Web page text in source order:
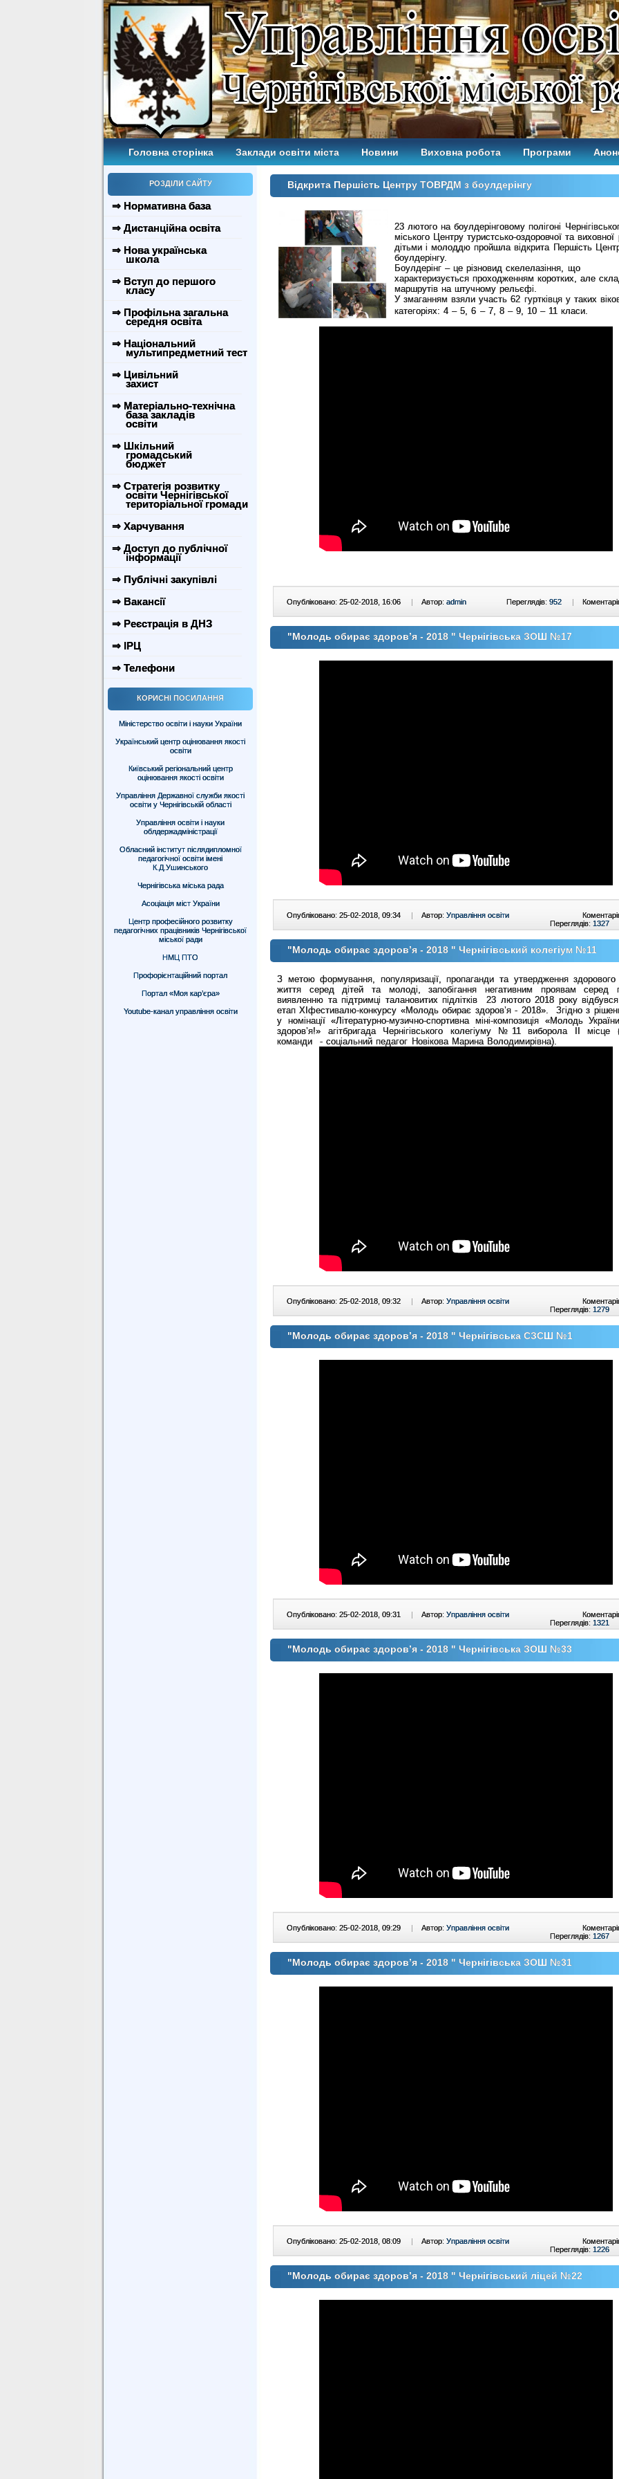
Головна сторінка Заклади освіти міста Новини Виховна робота Програми
РОЗДІЛИ САЙТУ
⇒ Нормативна база
⇒ Дистанційна освіта
⇒ Нова українська
школа
⇒ Вступ до першого
класу
⇒ Профільна загальна
середня освіта
⇒ Національний
мультипредметний тест
⇒ Цивільний
захист
⇒ Матеріально-технічна
база закладів
освіти
⇒ Шкільний
громадський
бюджет
⇒ Стратегія розвитку
освіти Чернігівської
територіальної громади
⇒ Харчування
⇒ Доступ до публічної
інформації
⇒ Публічні закупівлі
⇒ Вакансії
⇒ Реєстрація в ДНЗ
⇒ ІРЦ
⇒ Телефони
КОРИСНІ ПОСИЛАННЯ
Міністерство освіти і науки України
Український центр оцінювання якості
освіти
Київський регіональний центр
оцінювання якості освіти
Управління Державної служби якості
освіти у Чернігівській області
Управління освіти і науки
облдержадміністрації
Обласний інститут післядипломної
педагогічної освіти імені
К.Д.Ушинського
Чернігівська міська рада
Асоціація міст України
Центр професійного розвитку
педагогічних працівників Чернігівської
міської ради
НМЦ ПТО
Профорієнтаційний портал
Портал «Моя кар’єра»
Youtube-канал управління освіти
Відкрита Першість Центру ТОВРДМ з боулдерінгу
23 лютого на боулдерінговому полігоні
міського Центру туристсько-оздоровчої та виховної
дітьми і молоддю пройшла відкрита Першість
боулдерінгу.
Боулдерінг – це різновид скелелазіння, що
характеризується проходженням коротких, але
маршрутів на штучному рельєфі.
У змаганням взяли участь 62 гуртківця у таких
категоріях: 4 – 5, 6 – 7, 8 – 9, 10 – 11 класи.
Опубліковано: 25-02-2018, 16:06 | Автор: admin Переглядів: 952 |
"Молодь обирає здоров’я - 2018 " Чернігівська ЗОШ №17
Опубліковано: 25-02-2018, 09:34 | Автор: Управління освіти
Переглядів: 1327
"Молодь обирає здоров’я - 2018 " Чернігівський колегіум №11
З метою формування, популяризації, пропаганди та утвердження здорового
життя серед дітей та молоді, запобігання негативним проявам серед
виявленню та підтримці талановитих підлітків 23 лютого 2018 року
етапXIфестивалю-конкурсу «Молодь обирає здоров’я - 2018». Згідно з
у номінації «Літературно-музично-спортивна міні-композиція «Молодь
здоров’я!» агітбригада Чернігівського колегіуму №11 виборола ІІ місце
команди - соціальний педагог Новікова Марина Володимирівна).
Опубліковано: 25-02-2018, 09:32 | Автор: Управління освіти
Переглядів: 1279
"Молодь обирає здоров’я - 2018 " Чернігівська СЗСШ №1
Опубліковано: 25-02-2018, 09:31 | Автор: Управління освіти
Переглядів: 1321
"Молодь обирає здоров’я - 2018 " Чернігівська ЗОШ №33
Опубліковано: 25-02-2018, 09:29 | Автор: Управління освіти
Переглядів: 1267
"Молодь обирає здоров’я - 2018 " Чернігівська ЗОШ №31
Опубліковано: 25-02-2018, 08:09 | Автор: Управління освіти
Переглядів: 1226
"Молодь обирає здоров’я - 2018 " Чернігівський ліцей №22